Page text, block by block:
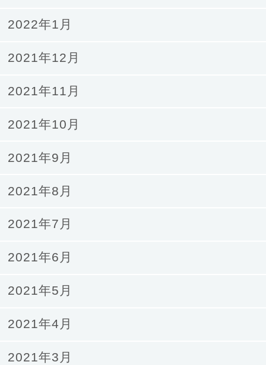
2022年1月
2021年12月
2021年11月
2021年10月
2021年9月
2021年8月
2021年7月
2021年6月
2021年5月
2021年4月
2021年3月